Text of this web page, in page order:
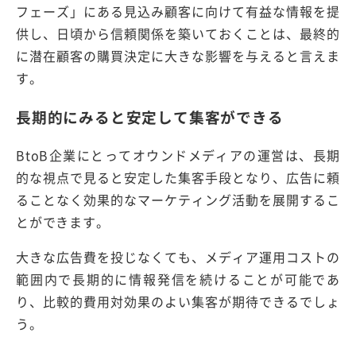
フェーズ」にある見込み顧客に向けて有益な情報を提
供し、日頃から信頼関係を築いておくことは、最終的
に潜在顧客の購買決定に大きな影響を与えると言えま
す。
長期的にみると安定して集客ができる
BtoB企業にとってオウンドメディアの運営は、長期
的な視点で見ると安定した集客手段となり、広告に頼
ることなく効果的なマーケティング活動を展開するこ
とができます。
大きな広告費を投じなくても、メディア運用コストの
範囲内で長期的に情報発信を続けることが可能であ
り、比較的費用対効果のよい集客が期待できるでしょ
う。